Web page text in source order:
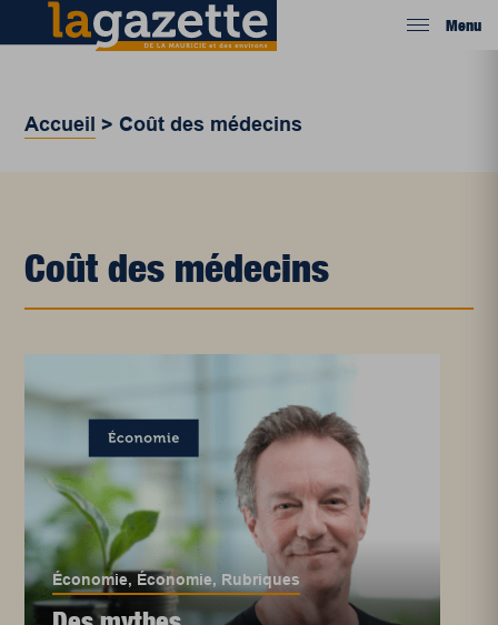
Menu
Accueil > Coût des médecins
Coût des médecins
Économie, Économie, Rubriques